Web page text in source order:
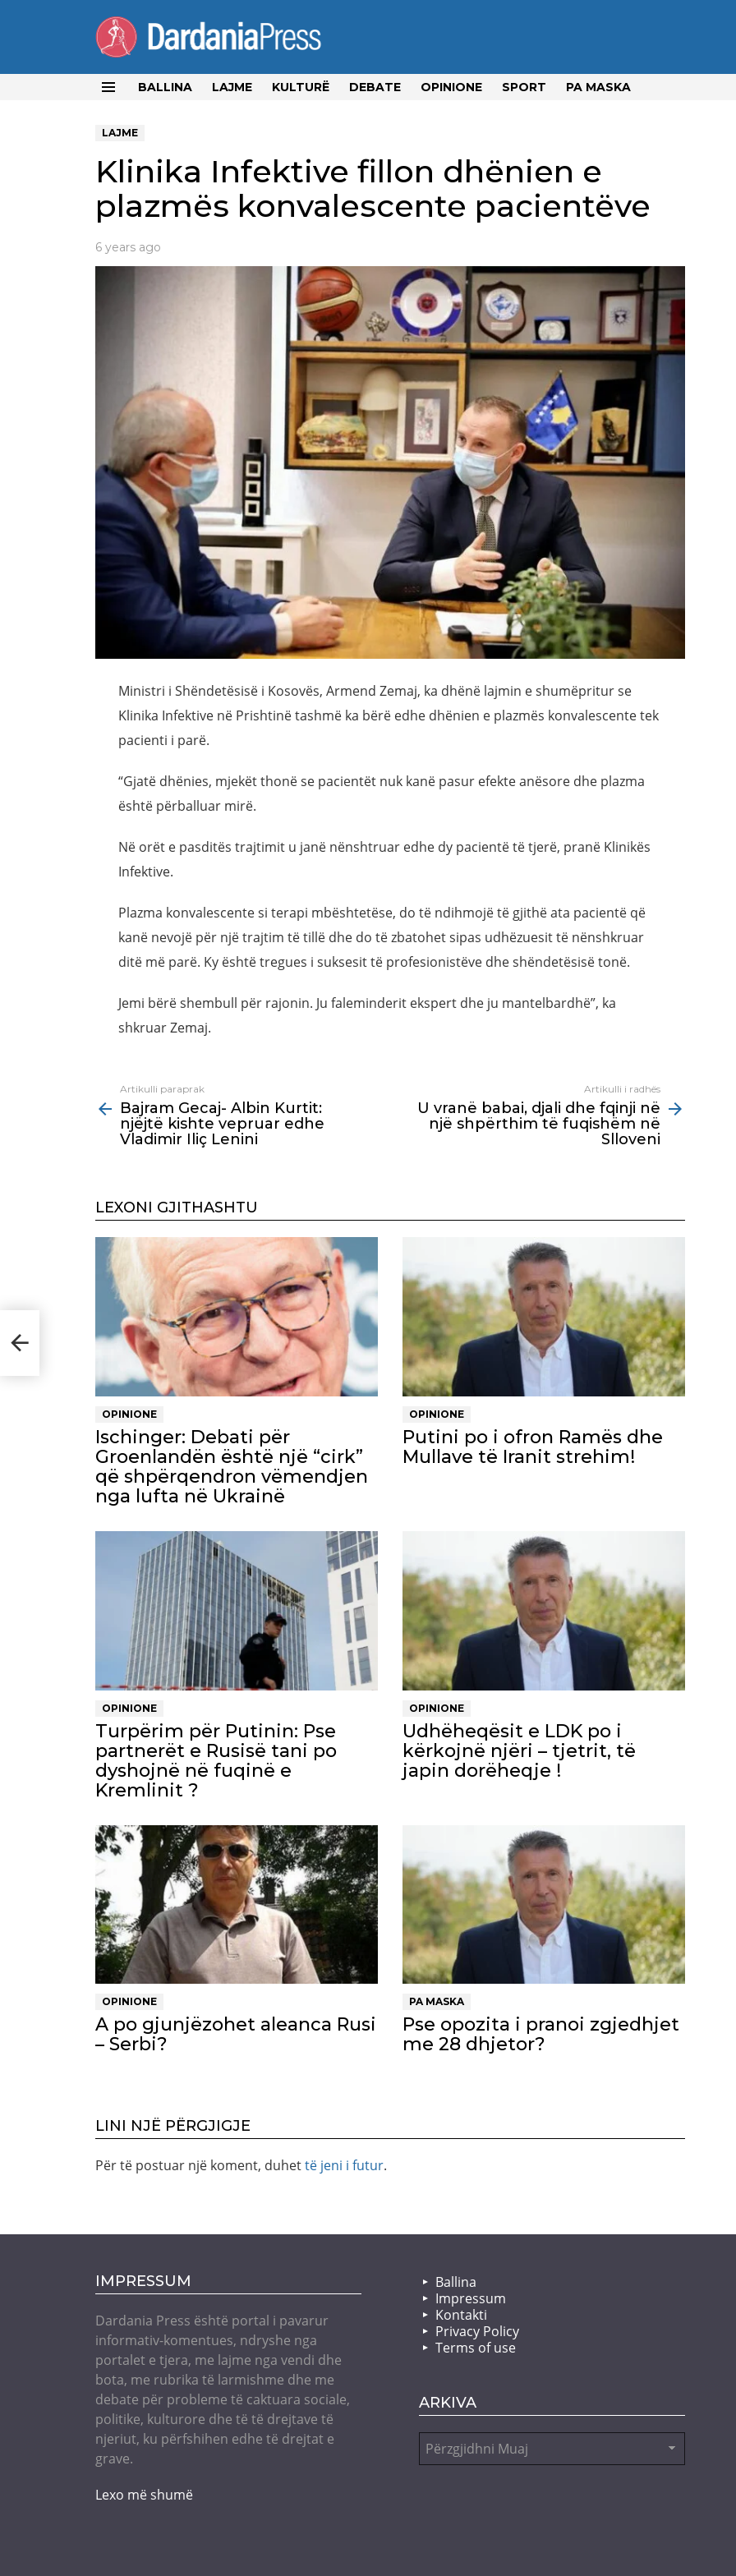
BALLINA LAJME KULTURË DEBATE OPINIONE SPORT PA MASKA
LAJME
Klinika Infektive fillon dhënien e
plazmës konvalescente pacientëve
6 years ago
Ministri i Shëndetësisë i Kosovës, Armend Zemaj, ka dhënë lajmin e shumëpritur se
Klinika Infektive në Prishtinë tashmë ka bërë edhe dhënien e plazmës konvalescente tek
pacienti i parë.
“Gjatë dhënies, mjekët thonë se pacientët nuk kanë pasur efekte anësore dhe plazma
është përballuar mirë.
Në orët e pasditës trajtimit u janë nënshtruar edhe dy pacientë të tjerë, pranë Klinikës
Infektive.
Plazma konvalescente si terapi mbështetëse, do të ndihmojë të gjithë ata pacientë që
kanë nevojë për një trajtim të tillë dhe do të zbatohet sipas udhëzuesit të nënshkruar
ditë më parë. Ky është tregues i suksesit të profesionistëve dhe shëndetësisë tonë.
Jemi bërë shembull për rajonin. Ju faleminderit ekspert dhe ju mantelbardhë”, ka
shkruar Zemaj.
more
Artikulli paraprak
Bajram Gecaj- Albin Kurtit:
njëjtë kishte vepruar edhe
Vladimir Iliç Lenini
Artikulli i radhës
U vranë babai, djali dhe fqinji në
një shpërthim të fuqishëm në
Slloveni
LEXONI GJITHASHTU
OPINIONE
Ischinger: Debati për
Groenlandën është një “cirk”
që shpërqendron vëmendjen
nga lufta në Ukrainë
OPINIONE
Putini po i ofron Ramës dhe
Mullave të Iranit strehim!
OPINIONE
Turpërim për Putinin: Pse
partnerët e Rusisë tani po
dyshojnë në fuqinë e
Kremlinit ?
OPINIONE
Udhëheqësit e LDK po i
kërkojnë njëri – tjetrit, të
japin dorëheqje !
OPINIONE
A po gjunjëzohet aleanca Rusi
– Serbi?
PA MASKA
Pse opozita i pranoi zgjedhjet
me 28 dhjetor?
LINI NJË PËRGJIGJE
Për të postuar një koment, duhettë jeni i futur.
IMPRESSUM
Dardania Press është portal i pavarur
informativ-komentues, ndryshe nga
portalet e tjera, me lajme nga vendi dhe
bota, me rubrika të larmishme dhe me
debate për probleme të caktuara sociale,
politike, kulturore dhe të të drejtave të
njeriut, ku përfshihen edhe të drejtat e
grave.
Lexo më shumë
Ballina
Impressum
Kontakti
Privacy Policy
Terms of use
ARKIVA